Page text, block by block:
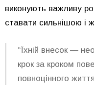
виконують важливу
ставати сильнішою і
“Їхній внесок —
крок за кроком
повноцінного